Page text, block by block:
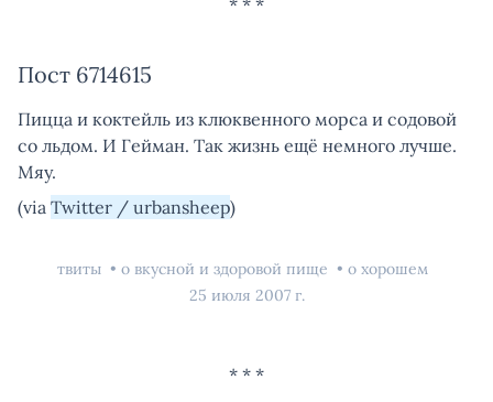
Пост 6714615
Пицца и коктейль из клюквенного морса и содовой
со льдом. И Гейман. Так жизнь ещё немного лучше.
Мяу.
(via Twitter / urbansheep)
твиты о вкусной и здоровой пище
о хорошем
25 июля 2007 г.